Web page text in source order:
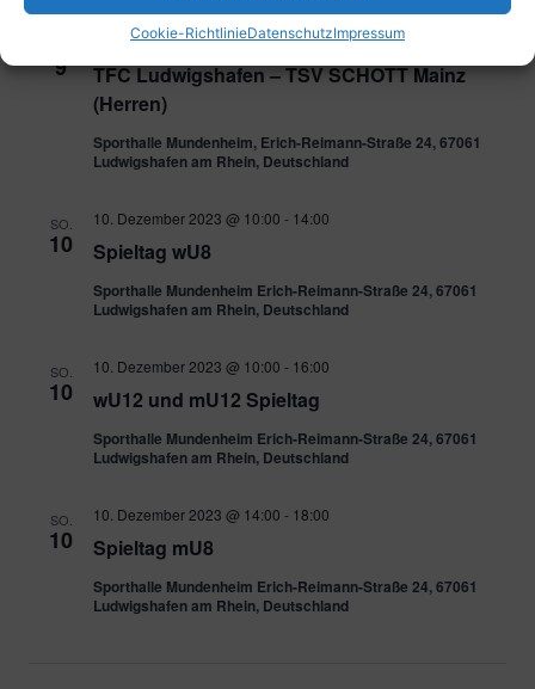
Cookie-RichtlinieDatenschutzImpressum
9
TFC Ludwigshafen – TSV SCHOTT Mainz
(Herren)
9. Dezember 2023 @ 16:30-18:30
Sporthalle Mundenheim, Erich-Reimann-Straße 24, 67061
Ludwigshafen am Rhein, Deutschland
SO.
10 Spieltag wU8
10. Dezember 2023 @ 10:00 - 14:00
Sporthalle Mundenheim Erich-Reimann-Straße 24, 67061
Ludwigshafen am Rhein, Deutschland
SO.
10 wU12 und mU12 Spieltag
10. Dezember 2023 @ 10:00 - 16:00
Sporthalle Mundenheim Erich-Reimann-Straße 24, 67061
Ludwigshafen am Rhein, Deutschland
SO.
10 Spieltag mU8
10. Dezember 2023 @ 14:00 - 18:00
Sporthalle Mundenheim Erich-Reimann-Straße 24, 67061
Ludwigshafen am Rhein, Deutschland